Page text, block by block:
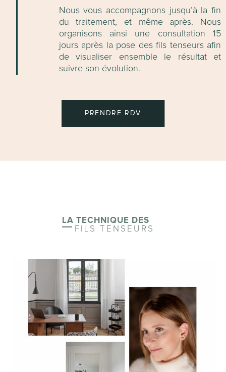
Nous vous accompagnons jusqu’à la fin
du traitement, et même après. Nous
organisons ainsi une consultation 15
jours après la pose des fils tenseurs afin
de visualiser ensemble le résultat et
suivre son évolution.
PRENDRE RDV
LA TECHNIQUE DES
FILS TENSEURS